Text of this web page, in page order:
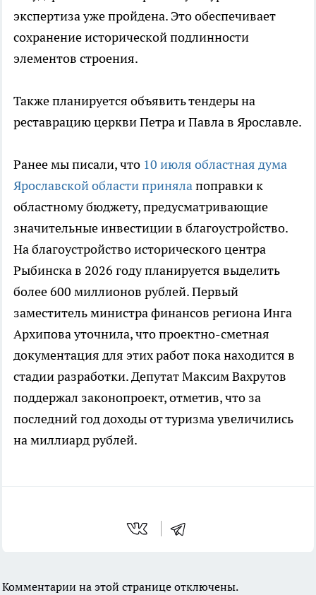
экспертиза уже пройдена. Это обеспечивает
сохранение исторической подлинности
элементов строения.
Также планируется объявить тендеры на
реставрацию церкви Петра и Павла в Ярославле.
Ранее мы писали, что 10 июля областная дума
Ярославской области принялапоправки к
областному бюджету, предусматривающие
значительные инвестиции в благоустройство.
На благоустройство исторического центра
Рыбинска в 2026 году планируется выделить
более 600 миллионов рублей. Первый
заместитель министра финансов региона Инга
Архипова уточнила, что проектно-сметная
документация для этих работ пока находится в
стадии разработки. Депутат Максим Вахрутов
поддержал законопроект, отметив, что за
последний год доходы от туризма увеличились
на миллиард рублей.
Комментарии на этой странице отключены.